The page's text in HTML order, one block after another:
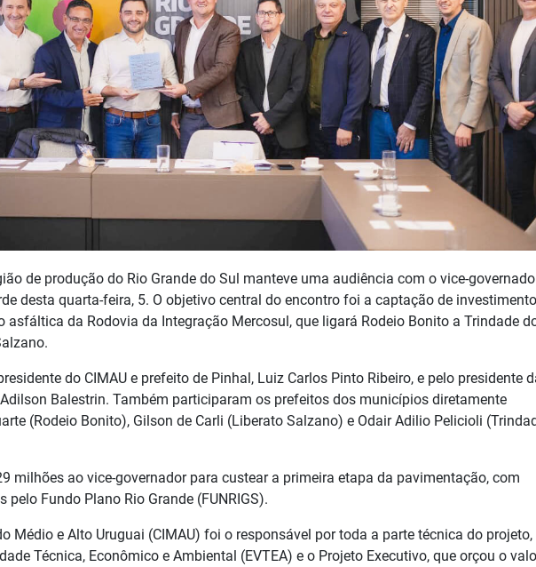
de produção do Rio Grande do Sul manteve uma audiência com o vice-
desta quarta-feira, 5. O objetivo central do encontro foi a captação de
asfáltica da Rodovia da Integração Mercosul, que ligará Rodeio Bonito a Trindade
do CIMAU e prefeito de Pinhal, Luiz Carlos Pinto Ribeiro, e pelo presidente
Balestrin. Também participaram os prefeitos dos municípios diretamente
(Rodeio Bonito), Gilson de Carli (Liberato Salzano) e Odair Adilio Pelicioli
milhões ao vice-governador para custear a primeira etapa da pavimentação, com
Fundo Plano Rio Grande (FUNRIGS).
Médio e Alto Uruguai (CIMAU) foi o responsável por toda a parte técnica do projeto,
Técnica, Econômico e Ambiental (EVTEA) e o Projeto Executivo, que orçou o